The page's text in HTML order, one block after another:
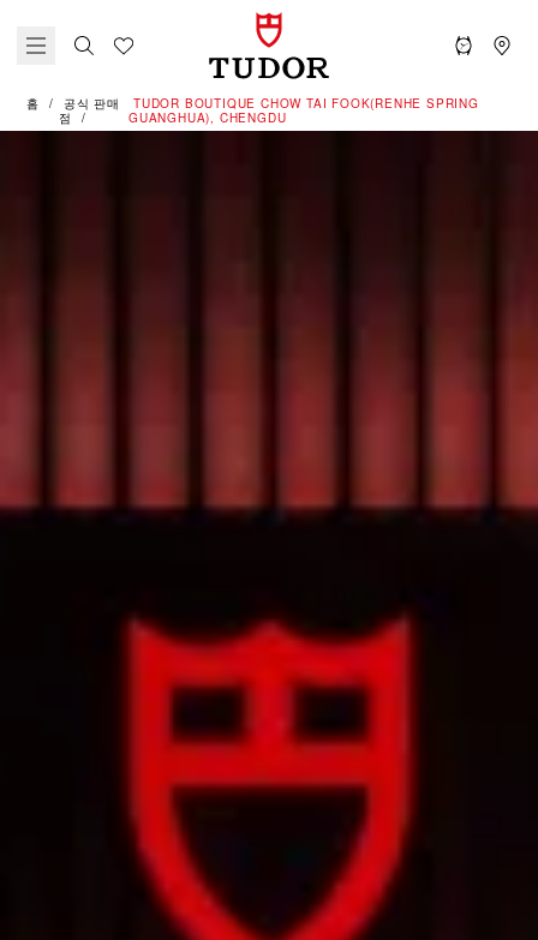
홈
공식 판매
점
‭TUDOR BOUTIQUE CHOW TAI FOOK(RENHE SPRING
GUANGHUA), CHENGDU‬